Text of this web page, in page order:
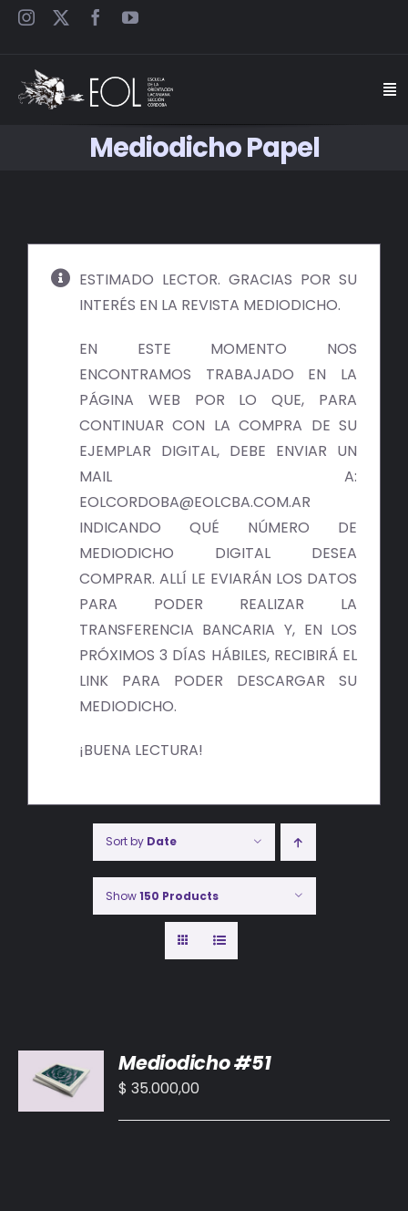
Saltar
JORNADAS
MEDIODICHO
ACTUALIDAD
CONTACTO
Mediodicho Papel
ESTIMADO LECTOR. GRACIAS POR SU
INTERÉS EN LA REVISTA MEDIODICHO.
EN ESTE MOMENTO NOS
ENCONTRAMOS TRABAJADO EN LA
PÁGINA WEB POR LO QUE, PARA
CONTINUAR CON LA COMPRA DE SU
EJEMPLAR DIGITAL, DEBE ENVIAR UN
MAIL A:
EOLCORDOBA@EOLCBA.COM.AR
INDICANDO QUÉ NÚMERO DE
MEDIODICHO DIGITAL DESEA
COMPRAR. ALLÍ LE EVIARÁN LOS DATOS
PARA PODER REALIZAR LA
TRANSFERENCIA BANCARIA Y, EN LOS
PRÓXIMOS 3 DÍAS HÁBILES, RECIBIRÁ EL
LINK PARA PODER DESCARGAR SU
MEDIODICHO.
¡BUENA LECTURA!
Sort by Date
Show150 Products
AL
CARRITO
/
Mediodicho #51
$ 35.000,00